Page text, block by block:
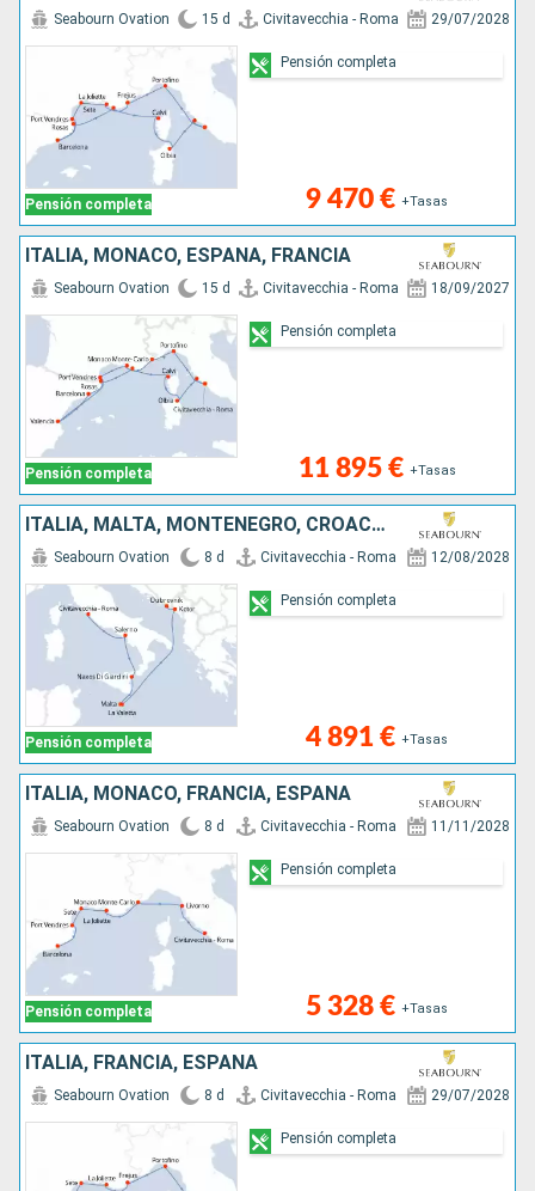
Pensión completa
Seabourn Ovation 15 d Civitavecchia - Roma 29/07/2028
9 470 € +Tasas
Pensión completa
ITALIA, MONACO, ESPAÑA, FRANCIA
Pensión completa
Seabourn Ovation 15 d Civitavecchia - Roma 18/09/2027
11 895 € +Tasas
Pensión completa
ITALIA, MALTA, MONTENEGRO, CROACIA
Pensión completa
Seabourn Ovation 8 d Civitavecchia - Roma 12/08/2028
4 891 € +Tasas
Pensión completa
ITALIA, MONACO, FRANCIA, ESPAÑA
Pensión completa
Seabourn Ovation 8 d Civitavecchia - Roma 11/11/2028
5 328 € +Tasas
Pensión completa
ITALIA, FRANCIA, ESPAÑA
Seabourn Ovation 8 d Civitavecchia - Roma 29/07/2028
Pensión completa